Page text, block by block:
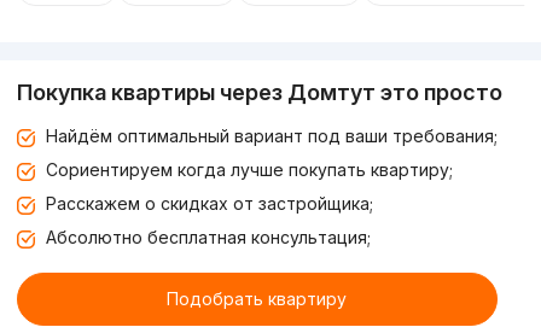
Покупка квартиры через Домтут это просто
Найдём оптимальный вариант под ваши требования;
Сориентируем когда лучше покупать квартиру;
Расскажем о скидках от застройщика;
Абсолютно бесплатная консультация;
Подобрать квартиру